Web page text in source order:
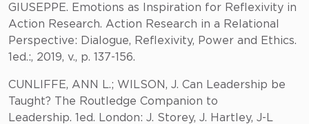
GIUSEPPE. Emotions as Inspiration for Reflexivity in
Action Research. Action Research in a Relational
Perspective: Dialogue, Reflexivity, Power and Ethics.
1ed.:, 2019, v., p. 137-156.
CUNLIFFE, ANN L.; WILSON, J. Can Leadership be
Taught? The Routledge Companion to
Leadership. 1ed. London: J. Storey, J. Hartley, J-L